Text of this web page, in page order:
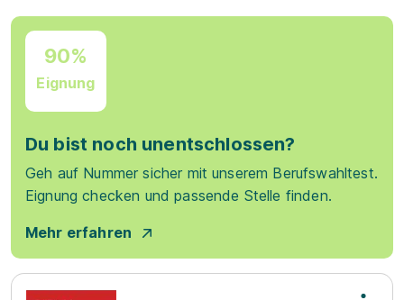
90%
Eignung
Du bist noch unentschlossen?
Geh auf Nummer sicher mit unserem Berufswahltest.
Eignung checken und passende Stelle finden.
Mehr erfahren